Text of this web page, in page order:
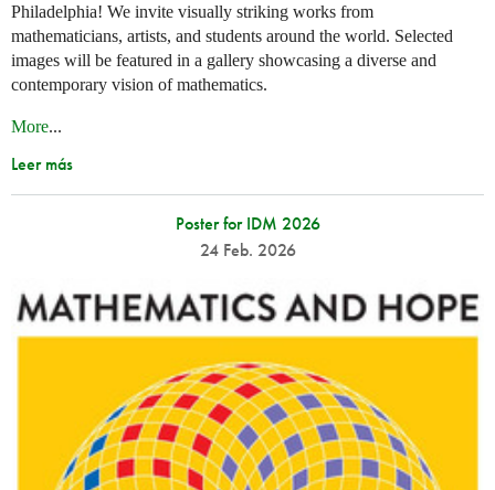
Philadelphia! We invite visually striking works from
mathematicians, artists, and students around the world. Selected
images will be featured in a gallery showcasing a diverse and
contemporary vision of mathematics.
More...
Leer más
Poster for IDM 2026
24 Feb. 2026